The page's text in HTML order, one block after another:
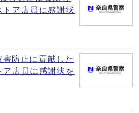
ア店員に感謝状
防止に貢献した
ア店員に感謝状を